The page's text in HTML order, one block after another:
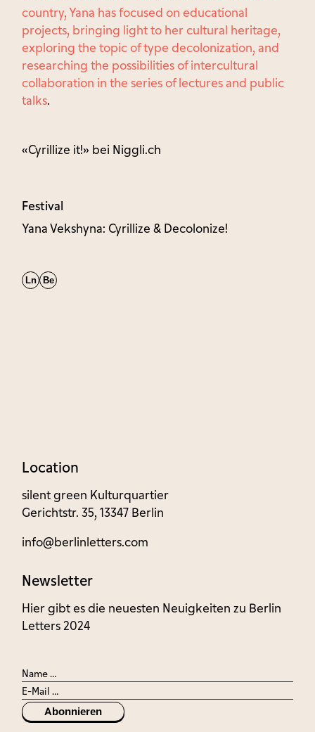
country, Yana has focused on educational
projects, bringing light to her cultural heritage,
exploring the topic of type decolonization, and
researching the possibilities of intercultural
collaboration in the series of lectures and public
talks.
«Cyrillize it!» bei Niggli.ch
Festival
Yana Vekshyna: Cyrillize & Decolonize!
Ln Be
Location
silent green Kulturquartier
Gerichtstr. 35, 13347 Berlin
info@berlinletters.com
Newsletter
Hier gibt es die neuesten Neuigkeiten zu Berlin
Letters 2024
Abonnieren